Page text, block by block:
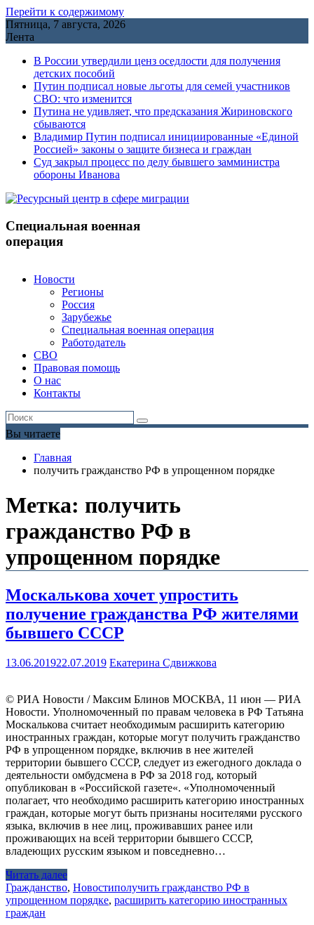
Перейти к содержимому
Пятница, 7 августа, 2026
Лента
В России утвердили ценз оседлости для получения
детских пособий
Путин подписал новые льготы для семей участников
СВО: что изменится
Путина не удивляет, что предсказания Жириновского
сбываются
Владимир Путин подписал инициированные «Единой
Россией» законы о защите бизнеса и граждан
Cуд закрыл процесс по делу бывшего замминистра
обороны Иванова
Специальная военная
операция
Новости
Регионы
Россия
Зарубежье
Специальная военная операция
Работодатель
СВО
Правовая помощь
О нас
Контакты
Вы читаете
Главная
получить гражданство РФ в упрощенном порядке
Метка: получить
гражданство РФ в
упрощенном порядке
Москалькова хочет упростить
получение гражданства РФ жителями
бывшего СССР
13.06.201922.07.2019 Екатерина Сдвижкова
© РИА Новости / Максим Блинов МОСКВА, 11 июн — РИА
Новости. Уполномоченный по правам человека в РФ Татьяна
Москалькова считает необходимым расширить категорию
иностранных граждан, которые могут получить гражданство
РФ в упрощенном порядке, включив в нее жителей
территории бывшего СССР, следует из ежегодного доклада о
деятельности омбудсмена в РФ за 2018 год, который
опубликован в «Российской газете«. «Уполномоченный
полагает, что необходимо расширить категорию иностранных
граждан, которые могут быть признаны носителями русского
языка, включив в нее лиц, проживавших ранее или
проживающих на всей территории бывшего СССР,
владеющих русским языком и повседневно…
Читать далее
Гражданство, Новостиполучить гражданство РФ в
упрощенном порядке, расширить категорию иностранных
граждан